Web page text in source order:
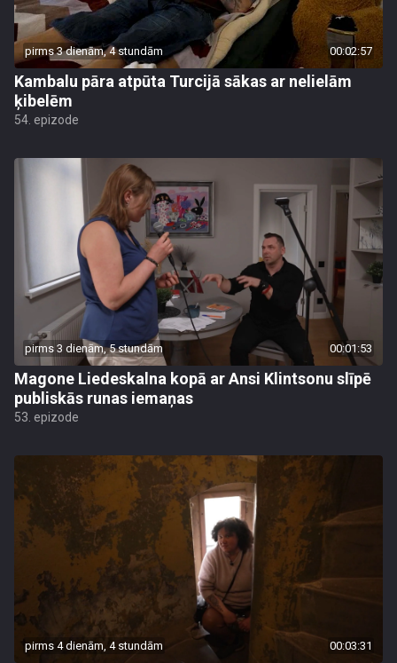
pirms 3 dienām, 4 stundām 00:02:57
Kambalu pāra atpūta Turcijā sākas ar nelielām
ķibelēm
54. epizode
pirms 3 dienām, 5 stundām 00:01:53
Magone Liedeskalna kopā ar Ansi Klintsonu slīpē
publiskās runas iemaņas
53. epizode
pirms 4 dienām, 4 stundām 00:03:31